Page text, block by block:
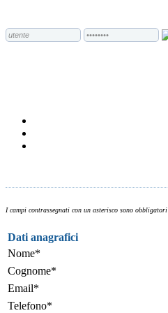
I campi contrassegnati con un asterisco sono obbligatori
Dati anagrafici
Nome*
Cognome*
Email*
Telefono*